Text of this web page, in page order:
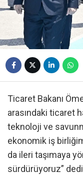
Ticaret Bakanı
arasındaki ticaret
teknoloji ve
ekonomik iş
da ileri taşımaya
sürdürüyoruz”